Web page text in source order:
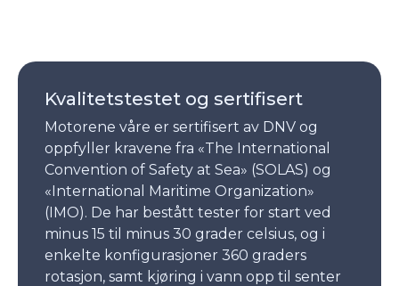
Kvalitetstestet og sertifisert
Motorene våre er sertifisert av DNV og
oppfyller kravene fra «The International
Convention of Safety at Sea» (SOLAS) og
«International Maritime Organization»
(IMO). De har bestått tester for start ved
minus 15 til minus 30 grader celsius, og i
enkelte konfigurasjoner 360 graders
rotasjon, samt kjøring i vann opp til senter